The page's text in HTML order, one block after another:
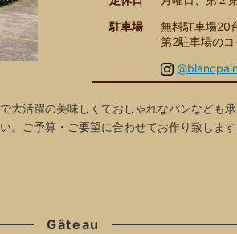
駐車場
無料駐車場20
第2駐車場のコ
大活躍の美味しくておしゃれなパンなども承
。ご予算・ご要望に合わせてお作り致します
Gâteau